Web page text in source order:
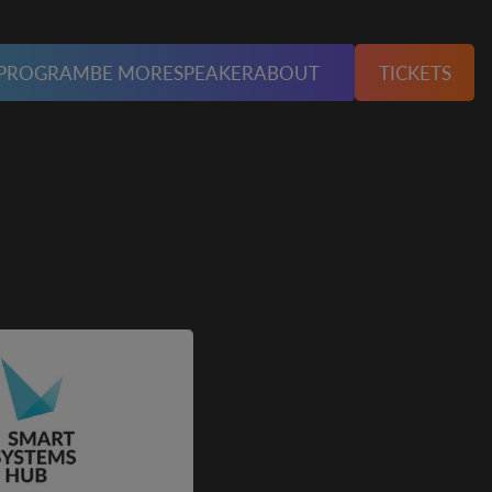
BE MORESPEAKERABOUT TICKETS